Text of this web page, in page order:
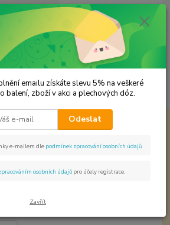
Menu
Hledat
ks
za 0,00 Kč
Plechovka s okénkem na kávu s
na kapsle
emailu získáte slevu 5% na veškeré
balení, zboží v akci a plechových dóz.
Odeslat
e-mailem dle podmínek zpracování osobních údajů
osobních údajů pro účely registrace.
Zavřít